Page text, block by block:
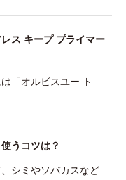
ス キープ プライマー
「オルビスユー ト
うコツは？
シミやソバカスなど